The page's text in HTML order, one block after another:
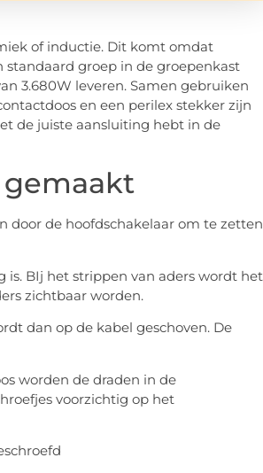
of inductie. Dit komt omdat
groep in de groepenkast
3.680W leveren. Samen gebruiken
en een perilex stekker zijn
de juiste aansluiting hebt in de
door de hoofdschakelaar om te zetten
is. BIj het strippen van aders wordt het
zichtbaar worden.
dan op de kabel geschoven. De
worden de draden in de
voorzichtig op het